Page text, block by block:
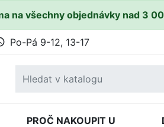
na všechny objednávky nad 3
Po-Pá 9-12, 13-17
PROČ NAKOUPIT U